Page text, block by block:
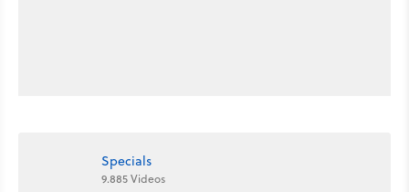
Specials
9.885 Videos